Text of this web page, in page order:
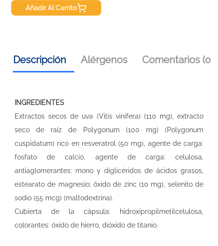
Añadir Al Carrito
Descripción Alérgenos Comentarios (0)
INGREDIENTES
Extractos secos de uva (Vitis vinifera) (110 mg), extracto
seco de raíz de Polygonum (100 mg) (Polygonum
cuspidatum) rico en resveratrol (50 mg), agente de carga:
fosfato de calcio, agente de carga: celulosa,
antiaglomerantes: mono y diglicéridos de ácidos grasos,
estearato de magnesio; óxido de zinc (10 mg), selenito de
sodio (55 mcg) (maltodextrina).
Cubierta de la cápsula: hidroxipropilmetilcelulosa,
colorantes: óxido de hierro, dióxido de titanio.